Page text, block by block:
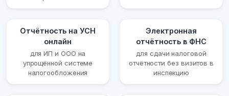
Отчётность на УСН
онлайн
для ИП и ООО на
упрощённой системе
налогообложения
Электронная
отчётность в ФНС
для сдачи налоговой
отчётности без визитов в
инспекцию